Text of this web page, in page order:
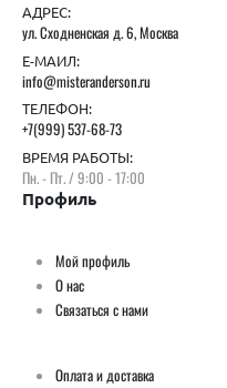
АДРЕС:
ул. Сходненская д. 6, Москва
Е-МАИЛ:
info@misteranderson.ru
ТЕЛЕФОН:
+7(999) 537-68-73
ВРЕМЯ РАБОТЫ:
Пн. - Пт. / 9:00 - 17:00
Профиль
Мой профиль
О нас
Связаться с нами
Оплата и доставка